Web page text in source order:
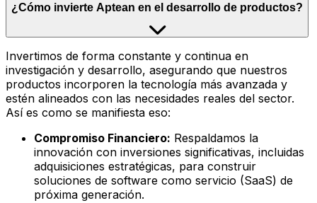
¿Cómo invierte Aptean en el desarrollo de productos?
Invertimos de forma constante y continua en
investigación y desarrollo, asegurando que nuestros
productos incorporen la tecnología más avanzada y
estén alineados con las necesidades reales del sector.
Así es como se manifiesta eso:
Compromiso Financiero: Respaldamos la
innovación con inversiones significativas, incluidas
adquisiciones estratégicas, para construir
soluciones de software como servicio (SaaS) de
próxima generación.